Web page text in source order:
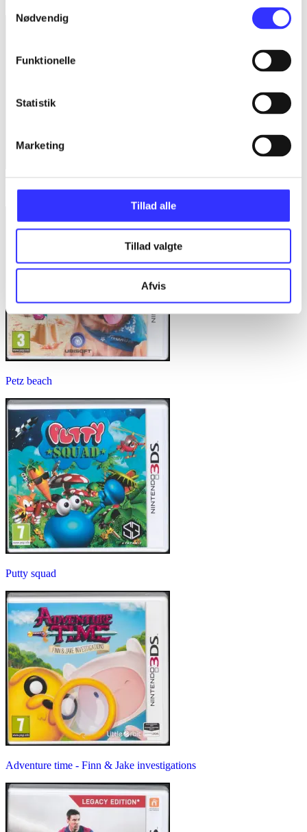
Nødvendig
Funktionelle
Statistik
Marketing
Tillad alle
Tillad valgte
Afvis
Lego Marvel Avengers
Petz beach
Putty squad
Adventure time - Finn & Jake investigations